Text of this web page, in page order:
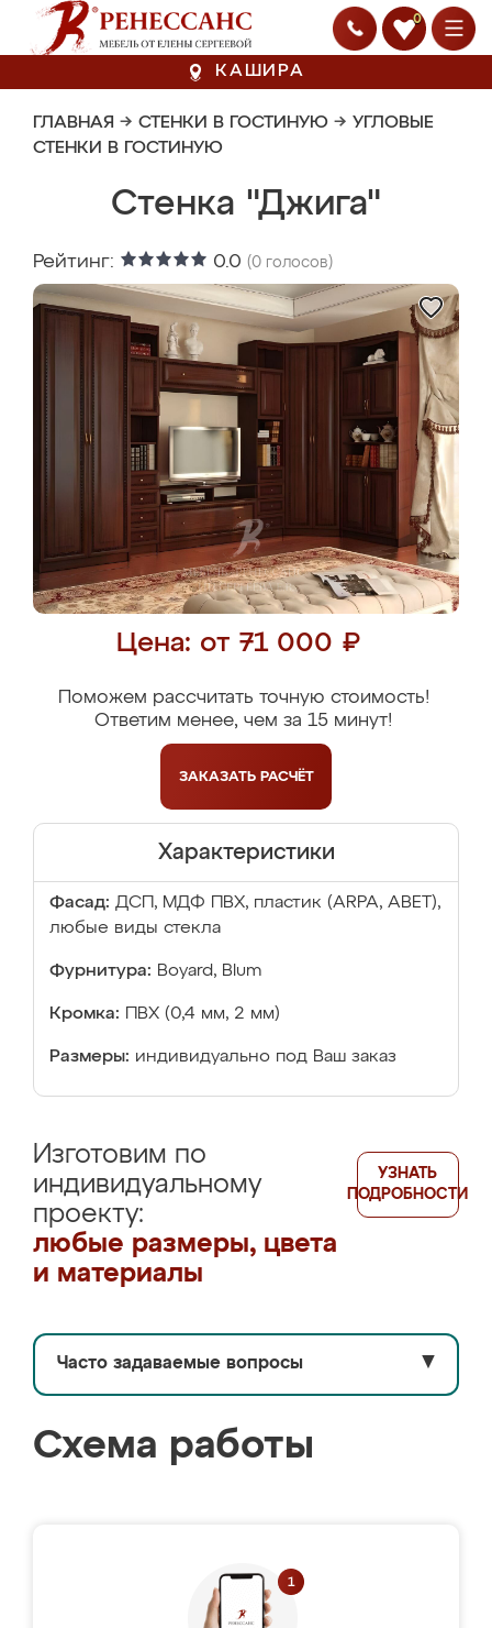
0
КАШИРА
ГЛАВНАЯ → СТЕНКИ В ГОСТИНУЮ → УГЛОВЫЕ
СТЕНКИ В ГОСТИНУЮ
Стенка "Джига"
Рейтинг: 0.0 (0 голосов)
Цена: от 71 000 ₽
Поможем рассчитать точную стоимость!
Ответим менее, чем за 15 минут!
ЗАКАЗАТЬ РАСЧЁТ
Характеристики
Фасад: ДСП, МДФ ПВХ, пластик (ARPA, ABET),
любые виды стекла
Фурнитура: Boyard, Blum
Кромка: ПВХ (0,4 мм, 2 мм)
Размеры: индивидуально под Ваш заказ
Изготовим по
индивидуальному
проекту:
любые размеры, цвета
и материалы
УЗНАТЬ
ПОДРОБНОСТИ
Часто задаваемые вопросы ▼
Схема работы